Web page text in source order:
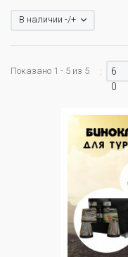
В наличии -/+
Показано 1 - 5 из 5 :
6
0